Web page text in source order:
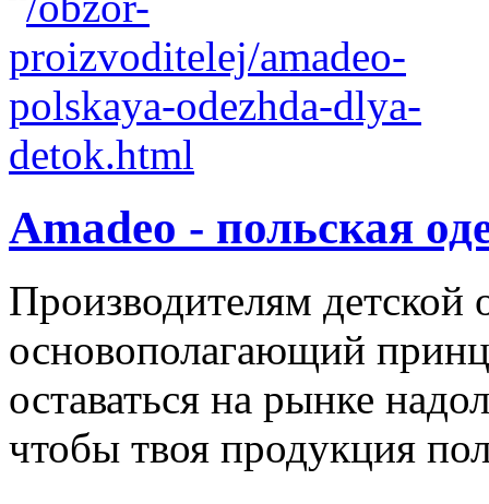
Amadeo - польская
Производителям детской
основополагающий
оставаться на рынке
чтобы твоя продукция